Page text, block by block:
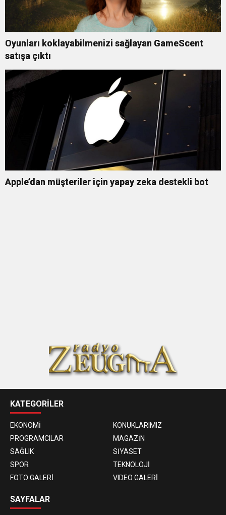
Oyunları koklayabilmenizi sağlayan GameScent
satışa çıktı
Apple’dan müşteriler için yapay zeka destekli bot
KATEGORİLER
EKONOMİ
KONUKLARIMIZ
PROGRAMCILAR
MAGAZİN
SAĞLIK
SİYASET
SPOR
TEKNOLOJİ
FOTO GALERİ
VIDEO GALERİ
SAYFALAR